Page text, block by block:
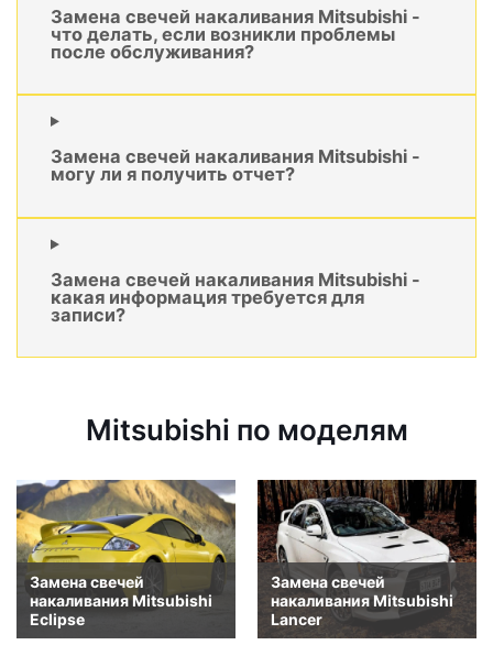
Замена свечей накаливания Mitsubishi -
что делать, если возникли проблемы
после обслуживания?
Замена свечей накаливания Mitsubishi -
могу ли я получить отчет?
Замена свечей накаливания Mitsubishi -
какая информация требуется для
записи?
Mitsubishi по моделям
Замена свечей
накаливания Mitsubishi
Eclipse
Замена свечей
накаливания Mitsubishi
Lancer